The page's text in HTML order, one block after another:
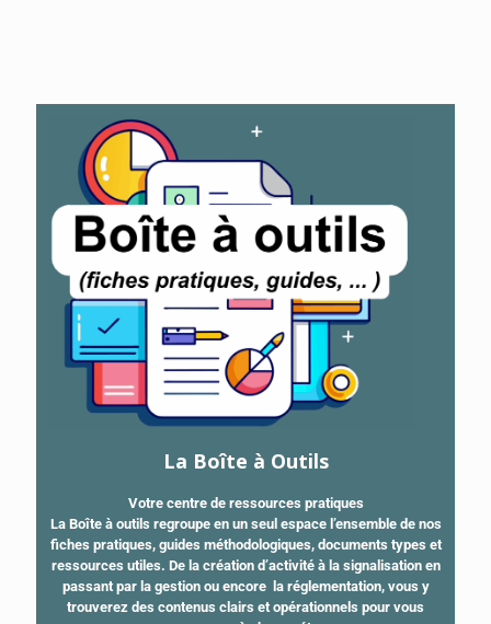
La Boîte à Outils
Votre centre de ressources pratiques
La Boîte à outils regroupe en un seul espace l’ensemble de nos
fiches pratiques, guides méthodologiques, documents types et
ressources utiles. De la création d’activité à la signalisation en
passant par la gestion ou encore la réglementation, vous y
trouverez des contenus clairs et opérationnels pour vous